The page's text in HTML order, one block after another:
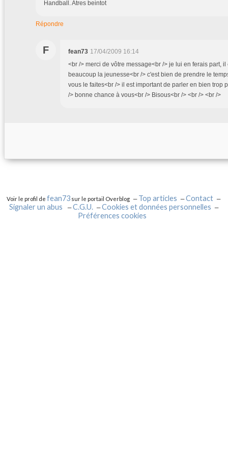
Handball. Atres beintot
Répondre
F fean73 17/04/2009 16:14
<br /> merci de vôtre message<br /> je lui en ferais part,
beaucoup la jeunesse<br /> c'est bien de prendre le
vous le faites<br /> il est important de parler en bien trop
/> bonne chance à vous<br /> Bisous<br /> <br /> <br />
Voir le profil defean73 sur le portail Overblog Top articles
Contact
Signaler un abus
C.G.U.
Cookies et données personnelles
Préférences cookies